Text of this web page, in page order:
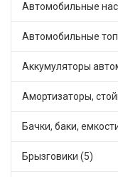
Бачки, баки,
Брызговики (5)